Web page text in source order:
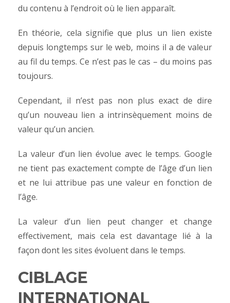
du contenu à l’endroit où le lien apparaît.
En théorie, cela signifie que plus un lien existe
depuis longtemps sur le web, moins il a de valeur
au fil du temps. Ce n’est pas le cas – du moins pas
toujours.
Cependant, il n’est pas non plus exact de dire
qu’un nouveau lien a intrinsèquement moins de
valeur qu’un ancien.
La valeur d’un lien évolue avec le temps. Google
ne tient pas exactement compte de l’âge d’un lien
et ne lui attribue pas une valeur en fonction de
l’âge.
La valeur d’un lien peut changer et change
effectivement, mais cela est davantage lié à la
façon dont les sites évoluent dans le temps.
CIBLAGE
INTERNATIONAL